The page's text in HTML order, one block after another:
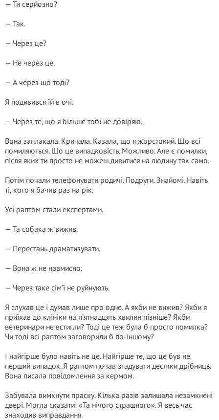
— Ти серйозно?
— Так.
— Через це?
— Не через це.
— А через що тоді?
Я подивився їй в очі.
— Через те, що я більше тобі не довіряю.
Вона заплакала. Кричала. Казала, що я жорстокий. Що всі
помиляються. Що це випадковість. Можливо. Але є помилки,
після яких ти просто не можеш дивитися на людину так само.
Потім почали телефонувати родичі. Подруги. Знайомі. Навіть
ті, кого я бачив раз на рік.
Усі раптом стали експертами.
— Та собака ж вижив.
— Перестань драматизувати.
— Вона ж не навмисно.
— Через таке сім’ї не руйнують.
Я слухав це і думав лише про одне. А якби не вижив? Якби я
приїхав до клініки на п’ятнадцять хвилин пізніше? Якби
ветеринари не встигли? Тоді це теж була б просто помилка?
Чи тоді всі раптом заговорили б по-іншому?
І найгірше було навіть не це. Найгірше те, що це був не
перший випадок. Я раптом почав згадувати десятки дрібниць.
Вона писала повідомлення за кермом.
Забувала вимкнути праску. Кілька разів залишала незамкнені
двері. Могла сказати: «Та нічого страшного». Я весь час
знаходив виправдання.